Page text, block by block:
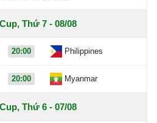
Thứ 7 - 08/08
20:00 Philippines
20:00 Myanmar
Thứ 6 - 07/08